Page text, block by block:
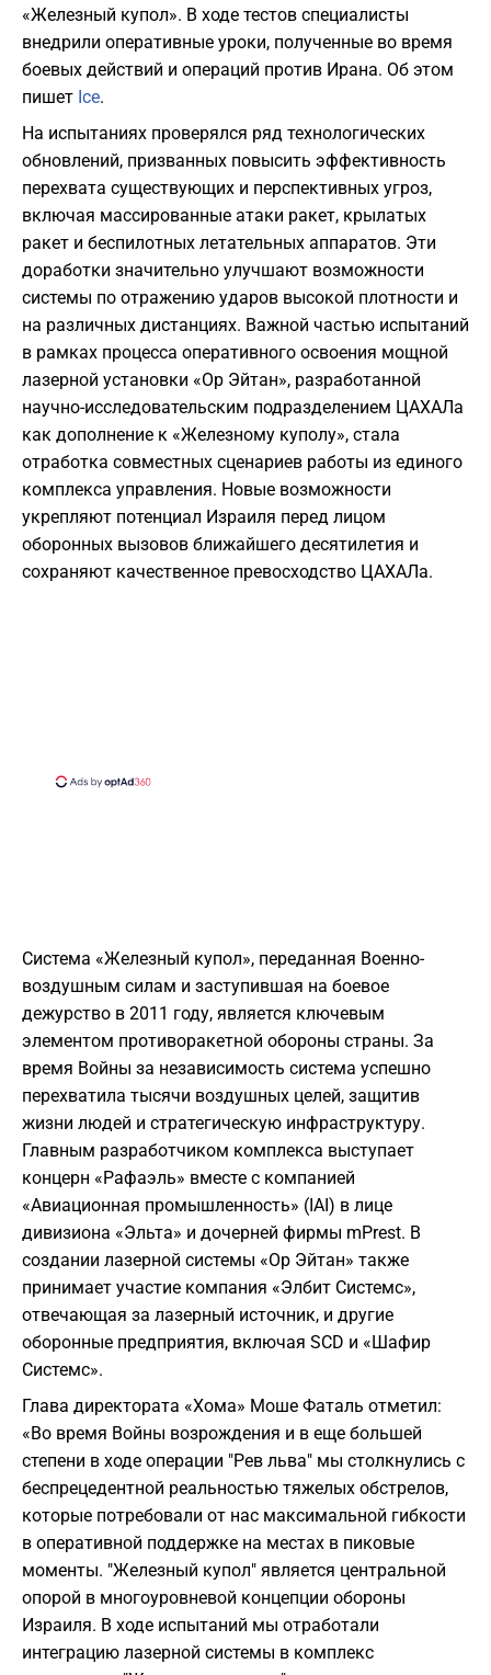
«Железный купол». В ходе тестов специалисты
внедрили оперативные уроки, полученные во время
боевых действий и операций против Ирана. Об этом
пишет Ice.
На испытаниях проверялся ряд технологических
обновлений, призванных повысить эффективность
перехвата существующих и перспективных угроз,
включая массированные атаки ракет, крылатых
ракет и беспилотных летательных аппаратов. Эти
доработки значительно улучшают возможности
системы по отражению ударов высокой плотности и
на различных дистанциях. Важной частью испытаний
в рамках процесса оперативного освоения мощной
лазерной установки «Ор Эйтан», разработанной
научно-исследовательским подразделением ЦАХАЛа
как дополнение к «Железному куполу», стала
отработка совместных сценариев работы из единого
комплекса управления. Новые возможности
укрепляют потенциал Израиля перед лицом
оборонных вызовов ближайшего десятилетия и
сохраняют качественное превосходство ЦАХАЛа.
Система «Железный купол», переданная Военно-
воздушным силам и заступившая на боевое
дежурство в 2011 году, является ключевым
элементом противоракетной обороны страны. За
время Войны за независимость система успешно
перехватила тысячи воздушных целей, защитив
жизни людей и стратегическую инфраструктуру.
Главным разработчиком комплекса выступает
концерн «Рафаэль» вместе с компанией
«Авиационная промышленность» (IAI) в лице
дивизиона «Эльта» и дочерней фирмы mPrest. В
создании лазерной системы «Ор Эйтан» также
принимает участие компания «Элбит Системс»,
отвечающая за лазерный источник, и другие
оборонные предприятия, включая SCD и «Шафир
Системс».
Глава директората «Хома» Моше Фаталь отметил:
«Во время Войны возрождения и в еще большей
степени в ходе операции "Рев льва" мы столкнулись с
беспрецедентной реальностью тяжелых обстрелов,
которые потребовали от нас максимальной гибкости
в оперативной поддержке на местах в пиковые
моменты. "Железный купол" является центральной
опорой в многоуровневой концепции обороны
Израиля. В ходе испытаний мы отработали
интеграцию лазерной системы в комплекс